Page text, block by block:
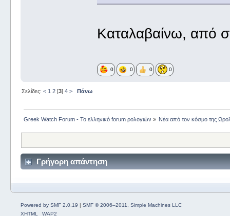
Καταλαβαίνω, από
0 0 0 0
Σελίδες: < 1 2[3] 4 > Πάνω
Greek Watch Forum - Το ελληνικό forum ρολογιών » Νέα από τον κόσμο της
Γρήγορη απάντηση
Powered by SMF 2.0.19 | SMF © 2006–2011, Simple Machines LLC
XHTML
WAP2